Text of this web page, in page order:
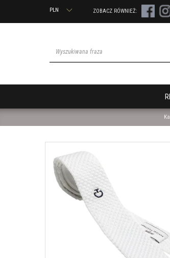
PLN ZOBACZ RÓWNIEŻ: